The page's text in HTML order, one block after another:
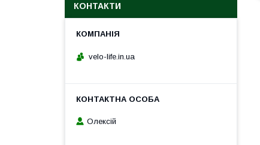
КОНТАКТИ
velo-life.in.ua
Олексій